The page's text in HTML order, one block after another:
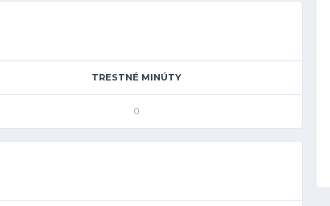
TRESTNÉ MINÚTY
0